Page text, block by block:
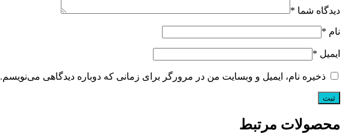
دیدگاه شما *
نام *
ایمیل *
ذخیره نام، ایمیل و وبسایت من در مرورگر برای زمانی که دوباره دیدگاهی می‌نویسم.
محصولات مرتبط